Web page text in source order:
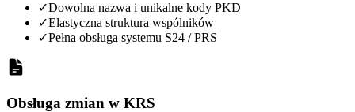
✓Dowolna nazwa i unikalne kody PKD
✓Elastyczna struktura wspólników
✓Pełna obsługa systemu S24 / PRS
Obsługa zmian w KRS